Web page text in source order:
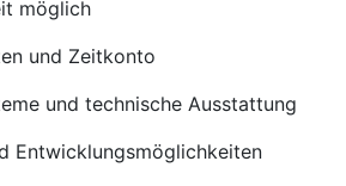
möglich
und Zeitkonto
und technische Ausstattung
Entwicklungsmöglichkeiten